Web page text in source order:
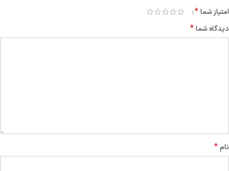
امتیاز شما*
دیدگاه شما*
نام*